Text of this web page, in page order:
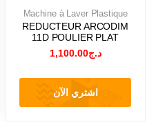
Machine à Laver Plastique
REDUCTEUR ARCODIM
11D POULIER PLAT
د.ج1,100.00
اشتري الآن